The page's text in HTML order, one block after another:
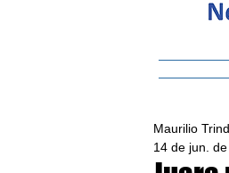
Maurilio
14 de jun.